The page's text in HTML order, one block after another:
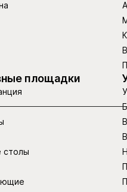
площадки
столы